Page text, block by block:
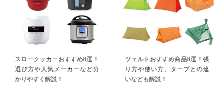
スロークッカーおすすめ8選！
選び方や人気メーカーなど分
かりやすく解説！
ツェルトおすすめ商品8選！張
り方や使い方、タープとの違
いなども解説！